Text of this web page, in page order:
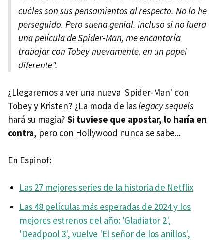
cuáles son sus pensamientos al respecto. No lo he
perseguido. Pero suena genial. Incluso si no fuera
una película de Spider-Man, me encantaría
trabajar con Tobey nuevamente, en un papel
diferente".
¿Llegaremos a ver una nueva 'Spider-Man' con
Tobey y Kristen? ¿La moda de laslegacy sequels
hará su magia? Si tuviese que apostar, lo haría en
contra, pero con Hollywood nunca se sabe...
En Espinof:
Las 27 mejores series de la historia de Netflix
Las 48 películas más esperadas de 2024 y los
mejores estrenos del año: 'Gladiator 2',
'Deadpool 3', vuelve 'El señor de los anillos',